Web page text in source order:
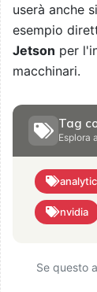
userà anche
esempio
Jetson per
macchinari.
Tag
Esplora
nvidia
Se questo